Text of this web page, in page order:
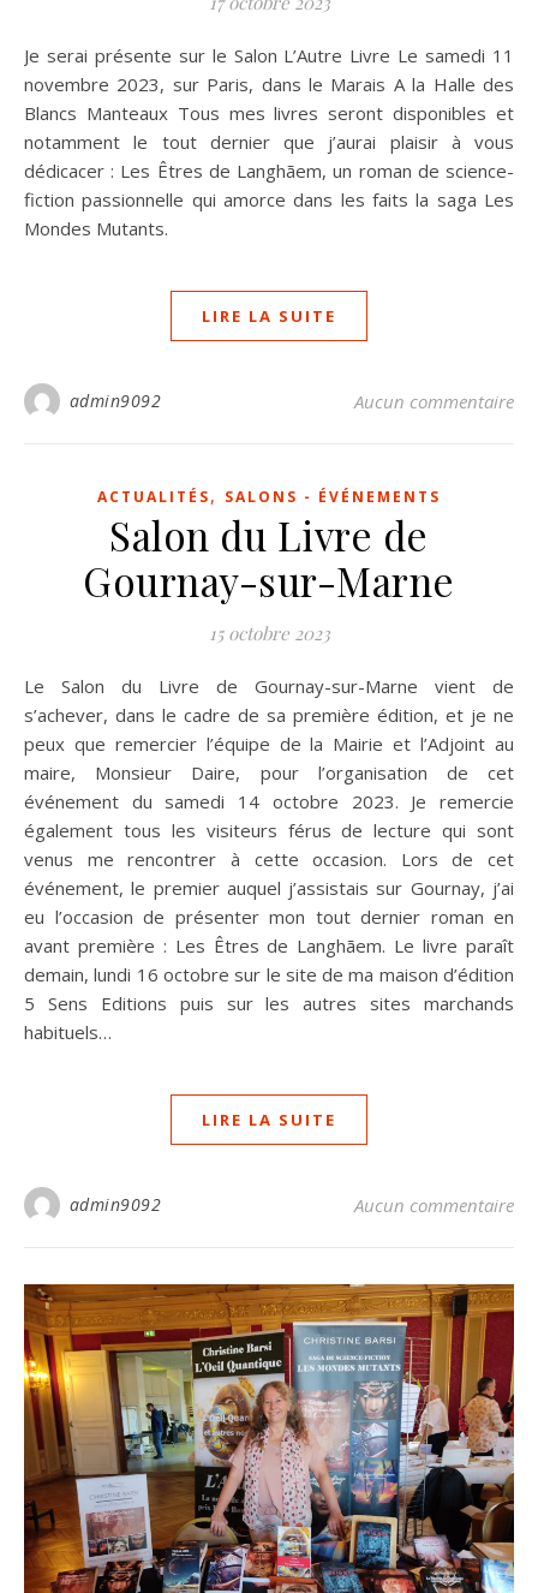
Je serai présente sur le Salon L’Autre Livre Le samedi 11
novembre 2023, sur Paris, dans le Marais A la Halle des
Blancs Manteaux Tous mes livres seront disponibles et
notamment le tout dernier que j’aurai plaisir à vous
dédicacer : Les Êtres de Langhãem, un roman de science-
fiction passionnelle qui amorce dans les faits la saga Les
Mondes Mutants.
LIRE LA SUITE
admin9092 Aucun commentaire
ACTUALITÉS, SALONS - ÉVÉNEMENTS
Salon du Livre de
Gournay-sur-Marne
15 octobre 2023
Le Salon du Livre de Gournay-sur-Marne vient de
s’achever, dans le cadre de sa première édition, et je ne
peux que remercier l’équipe de la Mairie et l’Adjoint au
maire, Monsieur Daire, pour l’organisation de cet
événement du samedi 14 octobre 2023. Je remercie
également tous les visiteurs férus de lecture qui sont
venus me rencontrer à cette occasion. Lors de cet
événement, le premier auquel j’assistais sur Gournay, j’ai
eu l’occasion de présenter mon tout dernier roman en
avant première : Les Êtres de Langhãem. Le livre paraît
demain, lundi 16 octobre sur le site de ma maison d’édition
5 Sens Editions puis sur les autres sites marchands
habituels…
LIRE LA SUITE
admin9092 Aucun commentaire